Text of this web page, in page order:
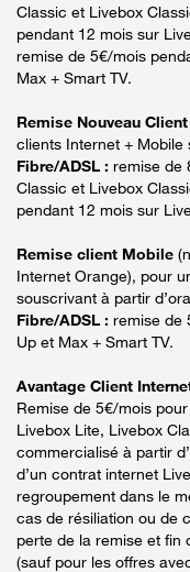
Classic et Livebox
pendant 12 mois sur
remise de 5€/mois
Max + Smart TV.
Remise Nouveau
clients Internet + Mobile
Fibre/ADSL : remise de
Classic et Livebox
pendant 12 mois sur
Remise client Mobile
Internet Orange), pour
souscrivant à partir
Fibre/ADSL : remise de
Up et Max + Smart TV.
Avantage Client
Remise de 5€/mois
Livebox Lite, Livebox
commercialisé à partir
d’un contrat internet
regroupement dans le
cas de résiliation ou de
perte de la remise et fin
(sauf pour les offres